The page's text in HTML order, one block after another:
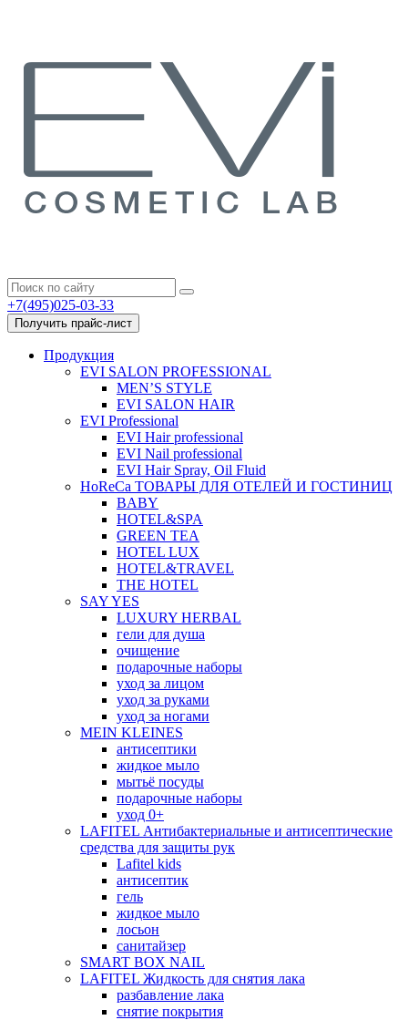
+7(495)025-03-33
Получить прайс-лист
Продукция
EVI SALON PROFESSIONAL
MEN’S STYLE
EVI SALON HAIR
EVI Professional
EVI Hair professional
EVI Nail professional
EVI Hair Spray, Oil Fluid
HoReCa ТОВАРЫ ДЛЯ ОТЕЛЕЙ И ГОСТИНИЦ
BABY
HOTEL&SPA
GREEN TEA
HOTEL LUX
HOTEL&TRAVEL
THE HOTEL
SAY YES
LUXURY HERBAL
гели для душа
очищение
подарочные наборы
уход за лицом
уход за руками
уход за ногами
MEIN KLEINES
антисептики
жидкое мыло
мытьё посуды
подарочные наборы
уход 0+
LAFITEL Антибактериальные и антисептические
средства для защиты рук
Lafitel kids
антисептик
гель
жидкое мыло
лосьон
санитайзер
SMART BOX NAIL
LAFITEL Жидкость для снятия лака
разбавление лака
снятие покрытия